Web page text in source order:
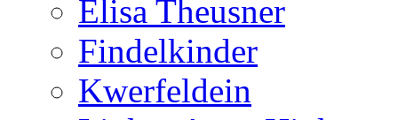
Elisa Theusner
Findelkinder
Kwerfeldein